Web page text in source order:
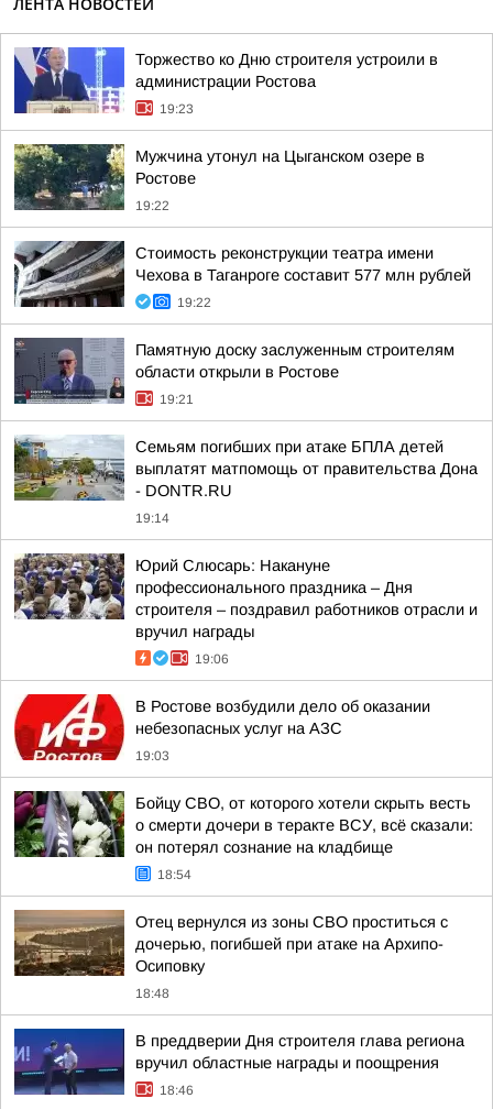
Торжество ко Дню строителя устроили в
администрации Ростова
19:23
Мужчина утонул на Цыганском озере в
Ростове
19:22
Стоимость реконструкции театра имени
Чехова в Таганроге составит 577 млн рублей
19:22
Памятную доску заслуженным строителям
области открыли в Ростове
19:21
Семьям погибших при атаке БПЛА детей
выплатят матпомощь от правительства Дона
- DONTR.RU
19:14
Юрий Слюсарь: Накануне
профессионального праздника – Дня
строителя – поздравил работников отрасли и
вручил награды
19:06
В Ростове возбудили дело об оказании
небезопасных услуг на АЗС
19:03
Бойцу СВО, от которого хотели скрыть весть
о смерти дочери в теракте ВСУ, всё сказали:
он потерял сознание на кладбище
18:54
Отец вернулся из зоны СВО проститься с
дочерью, погибшей при атаке на Архипо-
Осиповку
18:48
В преддверии Дня строителя глава региона
вручил областные награды и поощрения
18:46